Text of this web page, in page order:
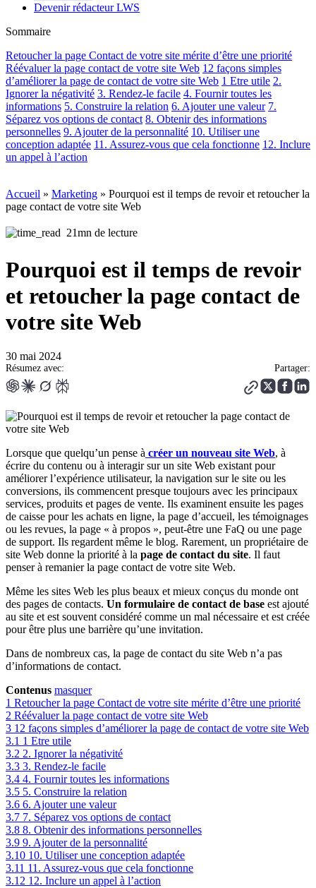
Devenir rédacteur LWS
Sommaire
Retoucher la page Contact de votre site mérite d’être une priorité
Réévaluer la page contact de votre site Web 12 façons simples
d’améliorer la page de contact de votre site Web 1 Etre utile 2.
Ignorer la négativité 3. Rendez-le facile 4. Fournir toutes les
informations 5. Construire la relation 6. Ajouter une valeur 7.
Séparez vos options de contact 8. Obtenir des informations
personnelles 9. Ajouter de la personnalité 10. Utiliser une
conception adaptée 11. Assurez-vous que cela fonctionne 12. Inclure
un appel à l’action
Accueil » Marketing » Pourquoi est il temps de revoir et retoucher la
page contact de votre site Web
21mn de lecture
Pourquoi est il temps de revoir
et retoucher la page contact de
votre site Web
30 mai 2024
Résumez avec: Partager:
Lorsque que quelqu’un pense à créer un nouveau site Web, à
écrire du contenu ou à interagir sur un site Web existant pour
améliorer l’expérience utilisateur, la navigation sur le site ou les
conversions, ils commencent presque toujours avec les principaux
services, produits et pages de vente. Ils examinent ensuite les pages
de caisse pour les achats en ligne, la page d’accueil, les témoignages
ou les revues, la page « à propos », peut-être une FaQ ou une page
de support. Ils regardent même le blog. Rarement, un propriétaire de
site Web donne la priorité à la page de contact du site. Il faut
penser à remanier la page contact de votre site Web.
Même les sites Web les plus beaux et mieux conçus du monde ont
des pages de contacts. Un formulaire de contact de base est ajouté
au site et est souvent considéré comme un mal nécessaire et est créée
pour être plus une barrière qu’une invitation.
Dans de nombreux cas, la page de contact du site Web n’a pas
d’informations de contact.
Contenus masquer
1 Retoucher la page Contact de votre site mérite d’être une priorité
2 Réévaluer la page contact de votre site Web
3 12 façons simples d’améliorer la page de contact de votre site Web
3.1 1 Etre utile
3.2 2. Ignorer la négativité
3.3 3. Rendez-le facile
3.4 4. Fournir toutes les informations
3.5 5. Construire la relation
3.6 6. Ajouter une valeur
3.7 7. Séparez vos options de contact
3.8 8. Obtenir des informations personnelles
3.9 9. Ajouter de la personnalité
3.10 10. Utiliser une conception adaptée
3.11 11. Assurez-vous que cela fonctionne
3.12 12. Inclure un appel à l’action